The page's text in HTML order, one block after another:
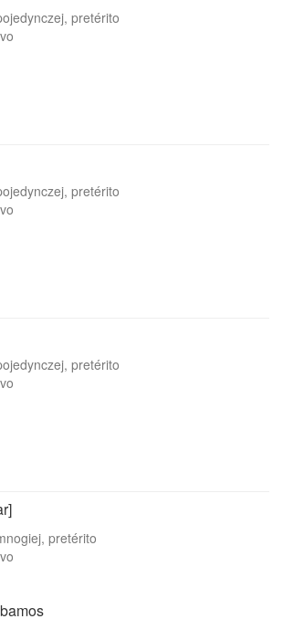
pretérito
pretérito
pretérito
pretérito